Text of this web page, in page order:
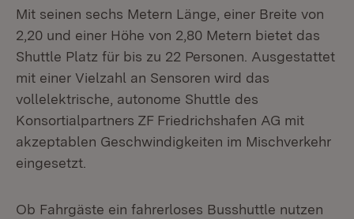
Mit seinen sechs Metern Länge, einer Breite von
2,20 und einer Höhe von 2,80 Metern bietet das
Shuttle Platz für bis zu 22 Personen. Ausgestattet
mit einer Vielzahl an Sensoren wird das
vollelektrische, autonome Shuttle des
Konsortialpartners ZF Friedrichshafen AG mit
akzeptablen Geschwindigkeiten im Mischverkehr
eingesetzt.
Ob Fahrgäste ein fahrerloses Busshuttle nutzen